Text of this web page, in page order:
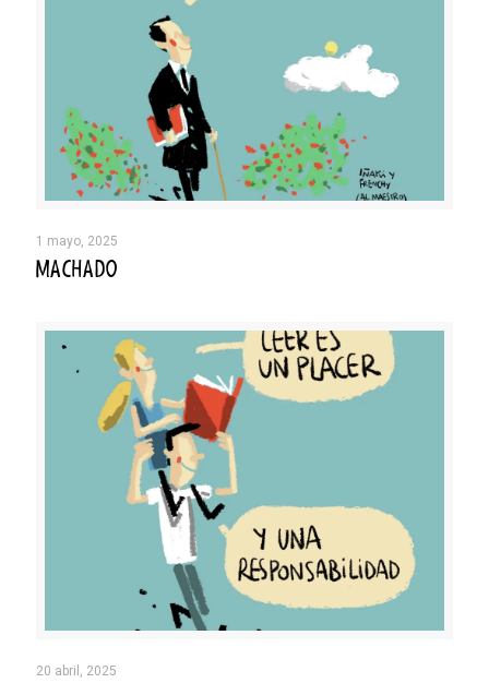
1 mayo, 2025
MACHADO
20 abril, 2025